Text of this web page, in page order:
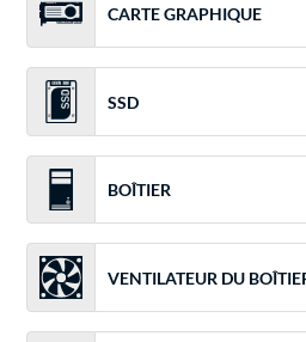
CARTE GRAPHIQUE
SSD
BOÎTIER
VENTILATEUR DU